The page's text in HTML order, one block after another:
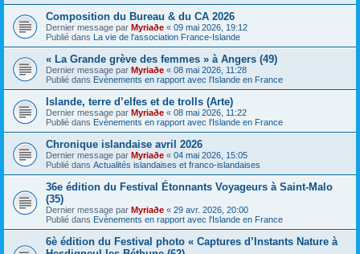
Composition du Bureau & du CA 2026
Dernier message par Myriaðe « 09 mai 2026, 19:12
Publié dans La vie de l'association France-Islande
« La Grande grève des femmes » à Angers (49)
Dernier message par Myriaðe « 08 mai 2026, 11:28
Publié dans Evènements en rapport avec l'Islande en France
Islande, terre d’elfes et de trolls (Arte)
Dernier message par Myriaðe « 08 mai 2026, 11:22
Publié dans Evènements en rapport avec l'Islande en France
Chronique islandaise avril 2026
Dernier message par Myriaðe « 04 mai 2026, 15:05
Publié dans Actualités islandaises et franco-islandaises
36e édition du Festival Étonnants Voyageurs à Saint-Malo
(35)
Dernier message par Myriaðe « 29 avr. 2026, 20:00
Publié dans Evènements en rapport avec l'Islande en France
6è édition du Festival photo « Captures d’Instants Nature à